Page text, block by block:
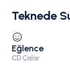
Teknede
Eğlence
CD Çalar